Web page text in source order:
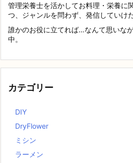
管理栄養士を活かしてお料理・栄養に
つ、ジャンルを問わず、発信していけ
誰かのお役に立てれば…なんて思いな
中。
カテゴリー
DIY
DryFlower
ミシン
ラーメン